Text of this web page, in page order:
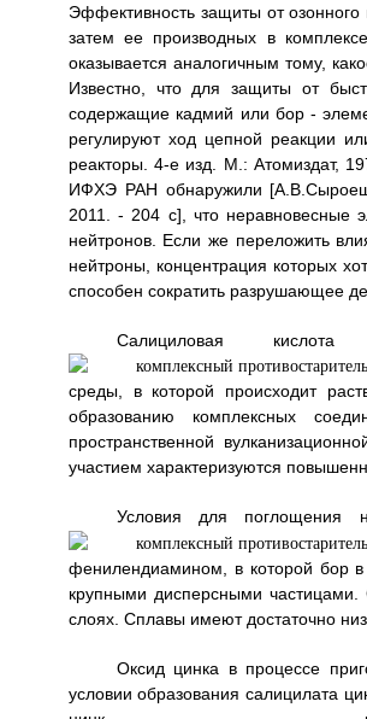
Эффективность защиты от
затем ее производных в
оказывается аналогичным тому,
Известно, что для защиты от
содержащие кадмий или бор -
регулируют ход цепной реакции
реакторы. 4-е изд. М.: Атомиздат,
ИФХЭ РАН обнаружили
2011. - 204 с], что неравновесные
нейтронов. Если же переложить
нейтроны, концентрация которых
способен сократить разрушающее
Салициловая
среды, в которой происходит
образованию комплексных
пространственной
участием характеризуются
Условия для поглощения
фенилендиамином, в которой бор
крупными дисперсными частицами.
слоях. Сплавы имеют достаточно
Оксид цинка в процессе
условии образования салицилата